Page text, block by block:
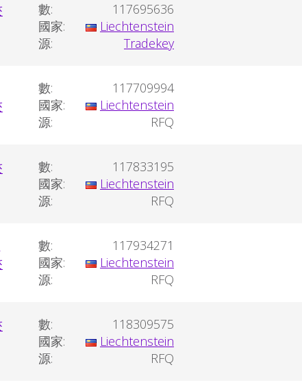
數:
117695636
國家:
Liechtenstein
源:
Tradekey
數:
117709994
國家:
Liechtenstein
源:
RFQ
數:
117833195
國家:
Liechtenstein
源:
RFQ
數:
117934271
國家:
Liechtenstein
源:
RFQ
數:
118309575
國家:
Liechtenstein
源:
RFQ